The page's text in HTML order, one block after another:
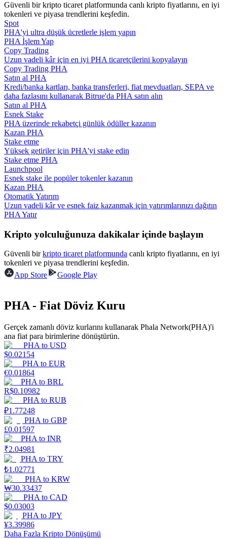
Vadeli İşlemler Başlangıç Kılavuzu
Ticaret stratejileri
Nasıl kârlı kalabileceğinizi öğrenin
Kazan
Günlük rekabetçi ödüller kazanın
Staking
Yüksek getiri ve anında erişim
Güvenli bir kripto ticaret platformunda canlı kripto fiyatlarını, en iyi
tokenleri ve piyasa trendlerini keşfedin.
Spot
PHA'yi ultra düşük ücretlerle işlem yapın
PHA İşlem Yap
Copy Trading
Uzun vadeli kâr için en iyi PHA ticaretçilerini kopyalayın
Copy Trading PHA
Satın al PHA
Kredi/banka kartları, banka transferleri, fiat mevduatları, SEPA ve
daha fazlasını kullanarak Bitrue'da PHA satın alın
Satın al PHA
Esnek Stake
PHA üzerinde rekabetçi günlük ödüller kazanın
Kazan PHA
Stake etme
Yüksek getiriler için PHA'yi stake edin
Stake etme PHA
Launchpool
Esnek stake ile popüler tokenler kazanın
Kazan PHA
Otomatik Yatırım
Uzun vadeli kâr ve esnek faiz kazanmak için yatırımlarınızı dağıtın
PHA Yatır
Kripto yolculuğunuza dakikalar içinde başlayın
Güvenli birkripto ticaret platformunda canlı kripto fiyatlarını, en iyi
tokenleri ve piyasa trendlerini keşfedin.
App Store
Google Play
PHA - Fiat Döviz Kuru
Gerçek zamanlı döviz kurlarını kullanarak Phala Network(PHA)'i
ana fiat para birimlerine dönüştürün.
PHA to USD
$0.02154
PHA to EUR
€0.01864
PHA to BRL
R$0.10982
PHA to RUB
₽1.77248
PHA to GBP
£0.01597
PHA to INR
₹2.04981
PHA to TRY
₺1.02771
PHA to KRW
₩30.33437
PHA to CAD
$0.03003
PHA to JPY
¥3.39986
Daha Fazla Kripto Dönüşümü